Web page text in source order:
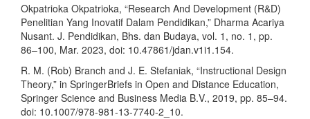
Okpatrioka Okpatrioka, “Research And Development (R&D)
Penelitian Yang Inovatif Dalam Pendidikan,” Dharma Acariya
Nusant. J. Pendidikan, Bhs. dan Budaya, vol. 1, no. 1, pp.
86–100, Mar. 2023, doi: 10.47861/jdan.v1i1.154.
R. M. (Rob) Branch and J. E. Stefaniak, “Instructional Design
Theory,” in SpringerBriefs in Open and Distance Education,
Springer Science and Business Media B.V., 2019, pp. 85–94.
doi: 10.1007/978-981-13-7740-2_10.